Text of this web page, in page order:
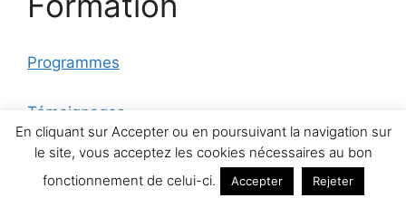
Programmes
Témoignages
© 2026 Tennis Pourcentage• Construit avec
En cliquant sur Accepter ou en poursuivant la navigation sur
le site, vous acceptez les cookies nécessaires au bon
fonctionnement de celui-ci.
Accepter Rejeter